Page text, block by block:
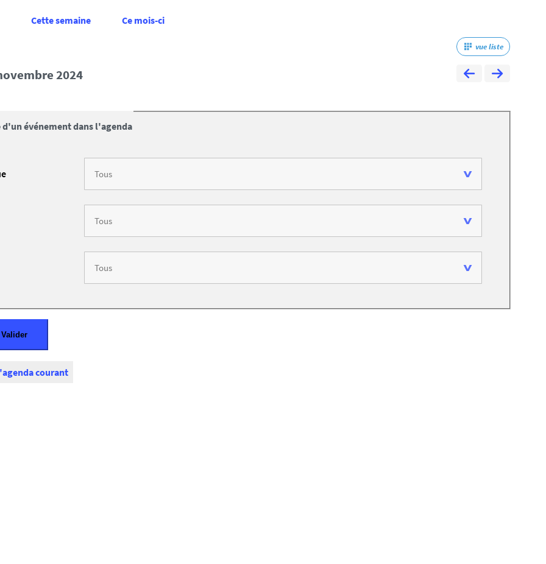
Cette semaine Ce mois-ci
vue liste
2024
d'un événement dans l'agenda
courant